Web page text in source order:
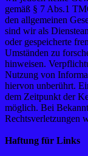
gemäß § 7 Abs.1
den allgemeinen
sind wir als
oder gespeicherte
Umständen zu
hinweisen.
Nutzung von
hiervon unberührt.
dem Zeitpunkt der
möglich. Bei
Rechtsverletzungen
Haftung für Links